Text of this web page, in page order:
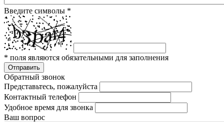
Введите символы *
* поля являются обязательными для заполнения
Отправить
Обратный звонок
Представьтесь, пожалуйста
Контактный телефон
Удобное время для звонка
Ваш вопрос